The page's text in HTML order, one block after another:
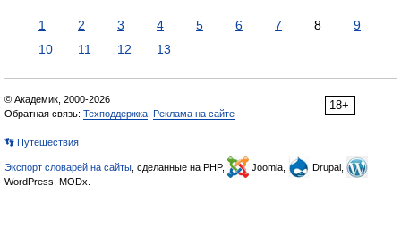
1 2 3 4 5 6 7 8
9
10
11 12 13
18+
© Академик, 2000-2026
Обратная связь: Техподдержка Реклама на сайте
👣 Путешествия
Экспорт словарей на сайты , сделанные на PHP, Joomla,
Drupal,
WordPress, MODx.